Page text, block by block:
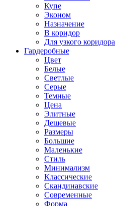
Купе
Эконом
Назначение
В коридор
Для узкого коридора
Гардеробные
Цвет
Белые
Светлые
Серые
Темные
Цена
Элитные
Дешевые
Размеры
Большие
Маленькие
Стиль
Минимализм
Классические
Скандинавские
Современные
Форма